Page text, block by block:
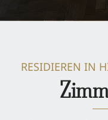
RESIDIEREN IN